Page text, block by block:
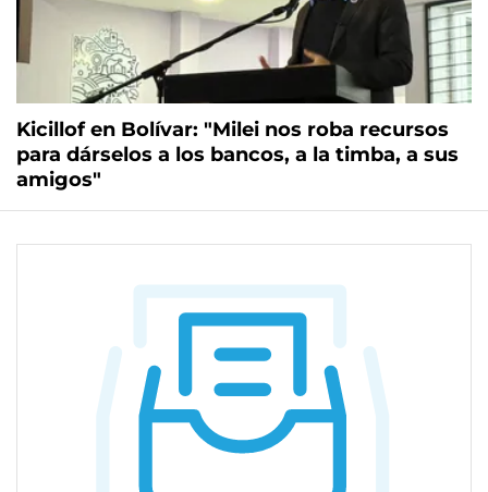
Kicillof en Bolívar: "Milei nos roba recursos
para dárselos a los bancos, a la timba, a sus
amigos"